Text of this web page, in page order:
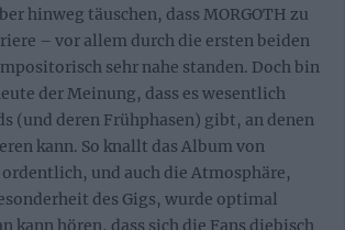
hinweg täuschen, dass MORGOTH zu
– vor allem durch die ersten beiden
sehr nahe standen. Doch bin
der Meinung, dass es wesentlich
(und deren Frühphasen) gibt, an denen
kann. So knallt das Album von
und auch die Atmosphäre,
des Gigs, wurde optimal
kann hören, dass sich die Fans diebisch